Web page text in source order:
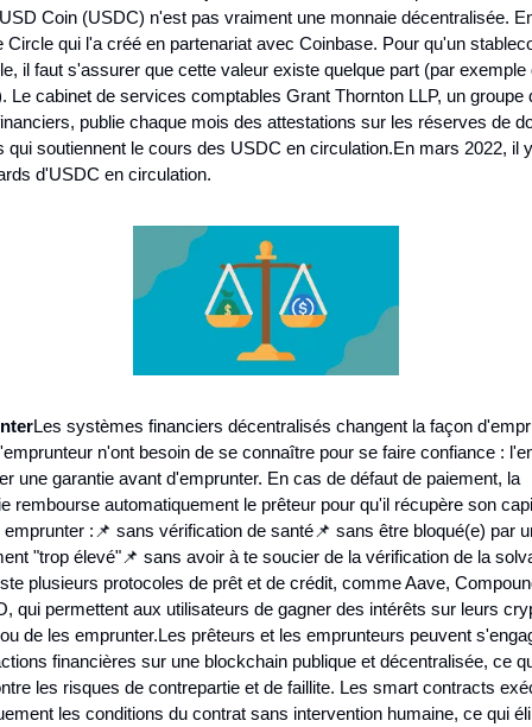
Coin (USDC) n'est pas vraiment une monnaie décentralisée.
Circle qui l'a créé en partenariat avec Coinbase. Pour qu'un
il faut s'assurer que cette valeur existe quelque part (par exemple
Le cabinet de services comptables Grant Thornton LLP, un groupe
publie chaque mois des attestations sur les réserves de
qui soutiennent le cours des USDC en circulation.En mars 2022, il
d'USDC en circulation.
Les systèmes financiers décentralisés changent la façon
n'ont besoin de se connaître pour se faire confiance :
une garantie avant d'emprunter. En cas de défaut de paiement, la
rembourse automatiquement le prêteur pour qu'il récupère son
: 📌 sans vérification de santé📌 sans être bloqué(e) par
"trop élevé"📌 sans avoir à te soucier de la vérification de la
plusieurs protocoles de prêt et de crédit, comme Aave,
qui permettent aux utilisateurs de gagner des intérêts sur leurs
de les emprunter.Les prêteurs et les emprunteurs peuvent
financières sur une blockchain publique et décentralisée, ce
les risques de contrepartie et de faillite. Les smart contracts
les conditions du contrat sans intervention humaine, ce qui